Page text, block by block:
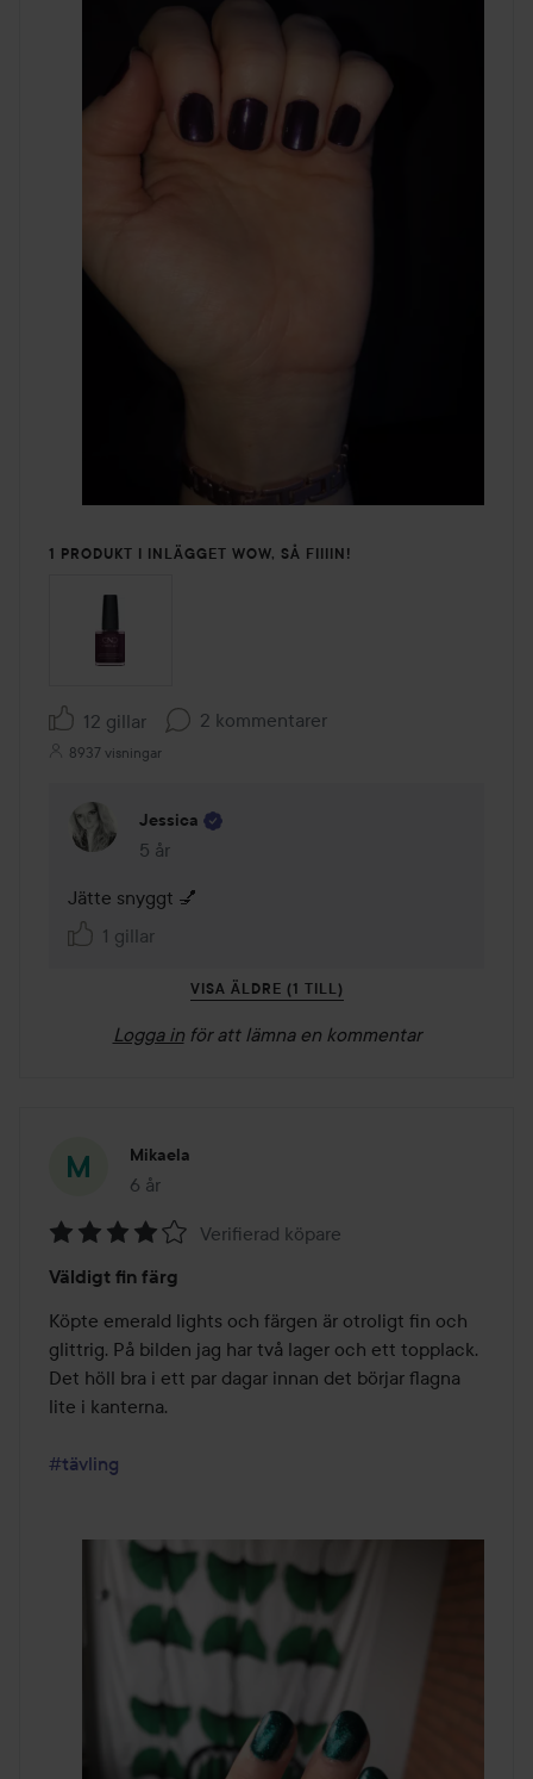
1 PRODUKT I INLÄGGET WOW, SÅ FIIIIN!
12 gillar 2 kommentarer
8937 visningar
Jessica
5 år
Kommentaren lades 5 år
Jätte snyggt 💅
1 gillar
VISA ÄLDRE (1 TILL)
Logga in för att lämna en kommentar
Mikaela
6 år
Inlägget skapades 6 år
4
av
5
Verifierad köpare
Väldigt fin färg
Köpte emerald lights och färgen är otroligt fin och
glittrig. På bilden jag har två lager och ett topplack.
Det höll bra i ett par dagar innan det börjar flagna
lite i kanterna.
#tävling